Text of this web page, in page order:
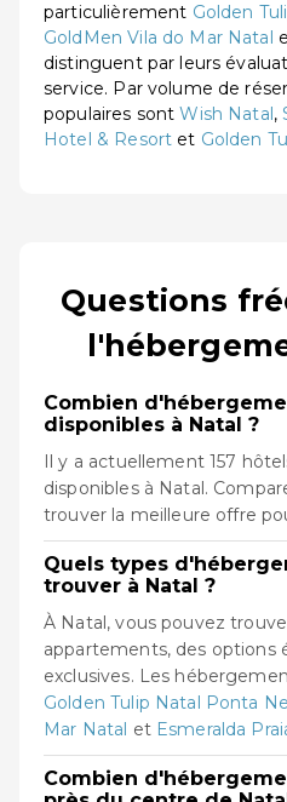
particulièrement Golden
GoldMen Vila do Mar Natal
distinguent par leurs
service. Par volume de
populaires sontWish Natal,
Hotel & Resort et Golden
Questions
Combien
disponibles à Natal ?
Il y a actuellement 157
disponibles à Natal.
trouver la meilleure offre
Quels types
trouver à Natal ?
À Natal, vous pouvez
appartements, des options
exclusives. Les
Golden Tulip Natal Ponta
Mar Natal et Esmeralda
Combien